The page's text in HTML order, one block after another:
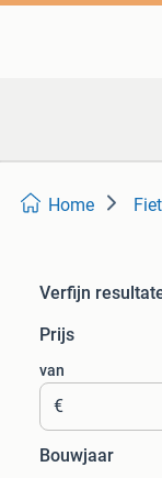
Home
Verfijn
Prijs
van
€
Bouwjaar